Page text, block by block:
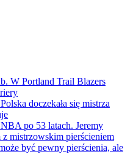
W Portland Trail Blazers
doczekała się mistrza
po 53 latach. Jeremy
mistrzowskim pierścieniem
być pewny pierścienia, ale